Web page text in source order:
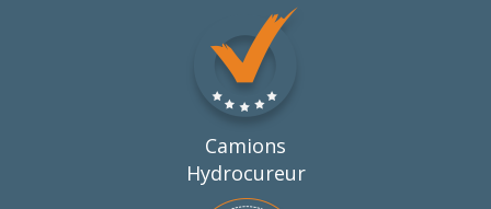
Camions
Hydrocureur